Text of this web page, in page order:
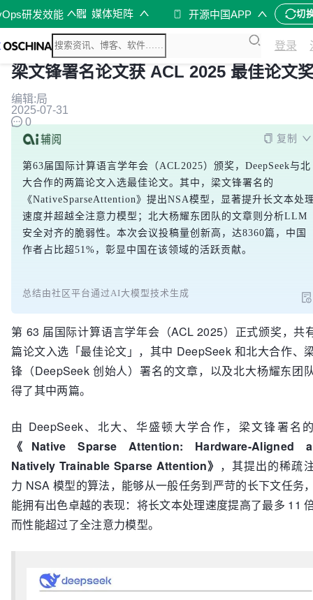
研发效能 媒体矩阵 开源中国APP 切
登录
梁文锋署名论文获 ACL 2025 最佳论文
编辑:局
2025-07-31
0
复制
第63届国际计算语言学年会（ACL2025）颁奖，DeepSeek与北
大合作的两篇论文入选最佳论文。其中，梁文锋署名的
《NativeSparseAttention》提出NSA模型，显著提升长文本处
速度并超越全注意力模型；北大杨耀东团队的文章则分析LLM
安全对齐的脆弱性。本次会议投稿量创新高，达8360篇，中国
作者占比超51%，彰显中国在该领域的活跃贡献。
总结由社区平台通过AI大模型技术生成
第 63 届国际计算语言学年会（ACL 2025）正式颁奖，共
篇论文入选「最佳论文」，其中 DeepSeek 和北大合作、
锋（DeepSeek 创始人）署名的文章，以及北大杨耀东团
得了其中两篇。
由 DeepSeek、北大、华盛顿大学合作，梁文锋署名
《Native Sparse Attention: Hardware-Aligned
Natively Trainable Sparse Attention》 ，其提出的稀疏
力 NSA 模型的算法，能够从一般任务到严苛的长下文任务
能拥有出色卓越的表现：将长文本处理速度提高了最多 11
而性能超过了全注意力模型。